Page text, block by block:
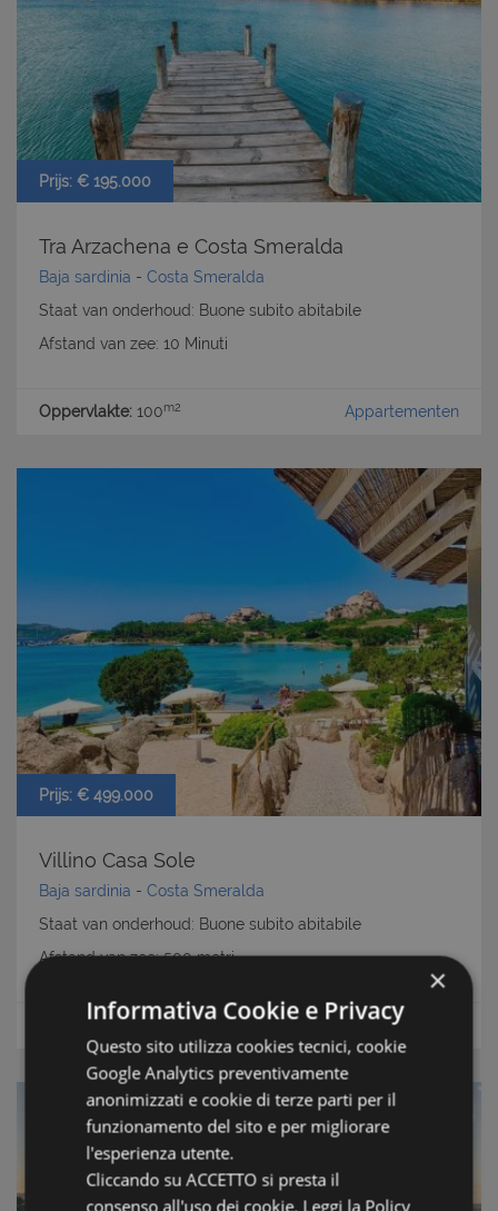
Prijs: € 195.000
Tra Arzachena e Costa Smeralda
Baja sardinia - Costa Smeralda
Staat van onderhoud: Buone subito abitabile
Afstand van zee: 10 Minuti
Oppervlakte: 100m2 Appartementen
Prijs: € 499.000
Villino Casa Sole
Baja sardinia - Costa Smeralda
Staat van onderhoud: Buone subito abitabile
Afstand van zee: 500 metri
Oppervlakte: 100m2 Huizen en villa's
×
Informativa Cookie e Privacy
Questo sito utilizza cookies tecnici, cookie
Google Analytics preventivamente
anonimizzati e cookie di terze parti per il
funzionamento del sito e per migliorare
l'esperienza utente.
Cliccando su ACCETTO si presta il
consenso all'uso dei cookie. Leggi la Policy